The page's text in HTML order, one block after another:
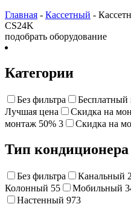
Главная - Кассетный -
CS24K
подобрать оборудование
Категории
Без фильтра
Лучшая цена
Cкидка на
монтаж 50% 3 Cкидка на
Тип кондиционера
Без фильтра Канальный
Колонный 55 Мобильный
Настенный 973